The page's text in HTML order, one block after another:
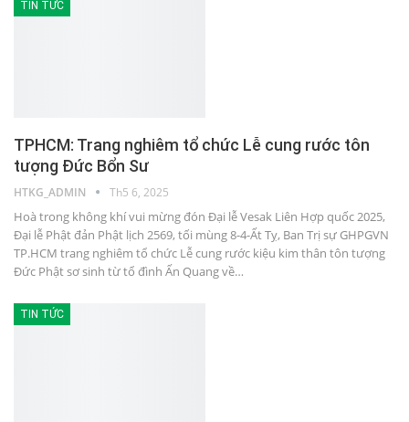
TIN TỨC
TPHCM: Trang nghiêm tổ chức Lễ cung rước tôn
tượng Đức Bổn Sư
HTKG_ADMIN Th5 6, 2025
Hoà trong không khí vui mừng đón Đại lễ Vesak Liên Hợp quốc 2025,
Đại lễ Phật đản Phật lịch 2569, tối mùng 8-4-Ất Tỵ, Ban Trị sự GHPGVN
TP.HCM trang nghiêm tổ chức Lễ cung rước kiệu kim thân tôn tượng
Đức Phật sơ sinh từ tổ đình Ấn Quang về…
TIN TỨC